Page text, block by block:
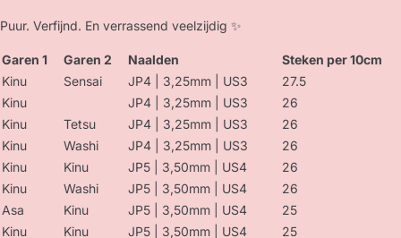
Puur. Verfijnd. En verrassend veelzijdig ✨
Garen 1 Garen 2 Naalden
Steken per 10cm
Kinu
Sensai JP4 | 3,25mm | US3
27.5
Kinu
JP4 | 3,25mm | US3
26
Kinu
Tetsu JP4 | 3,25mm | US3
26
Kinu
Washi JP4 | 3,25mm | US3
26
Kinu
Kinu JP5 | 3,50mm | US4
26
Kinu
Washi JP5 | 3,50mm | US4
26
Asa
Kinu JP5 | 3,50mm | US4
25
Kinu
Kinu JP5 | 3,50mm | US4
25